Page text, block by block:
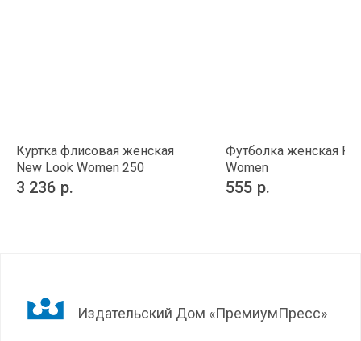
Куртка флисовая женская
New Look Women 250
3 236 р.
Футболка женская
Women
555 р.
Издательский Дом «ПремиумПресс»